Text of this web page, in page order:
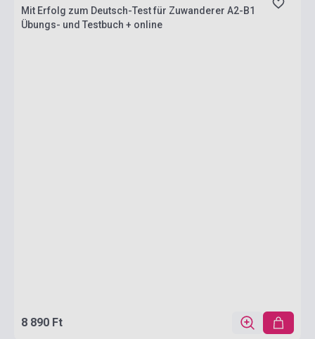
Mit Erfolg zum Deutsch-Test für Zuwanderer A2-B1
Übungs- und Testbuch + online
8 890 Ft